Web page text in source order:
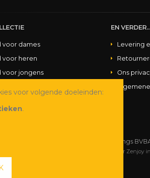
voor dames
voor heren
voor jongens
EN
Levering
Ons
© Copyright 2026 Schoenen Ruytings
door Zenjoy
voor volgende doeleinden:
.